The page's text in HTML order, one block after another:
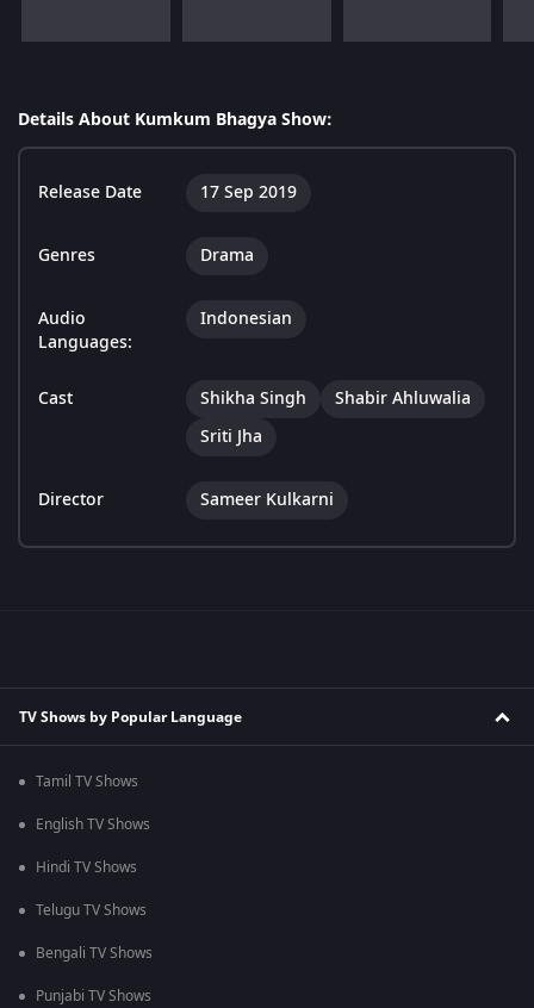
Details About Kumkum Bhagya Show:
Release Date 17 Sep 2019
Genres Drama
Audio
Languages:
Indonesian
Cast Shikha Singh
Shabir Ahluwalia
Sriti Jha
Director Sameer Kulkarni
TV Shows by Popular Language
Tamil TV Shows
English TV Shows
Hindi TV Shows
Telugu TV Shows
Bengali TV Shows
Punjabi TV Shows